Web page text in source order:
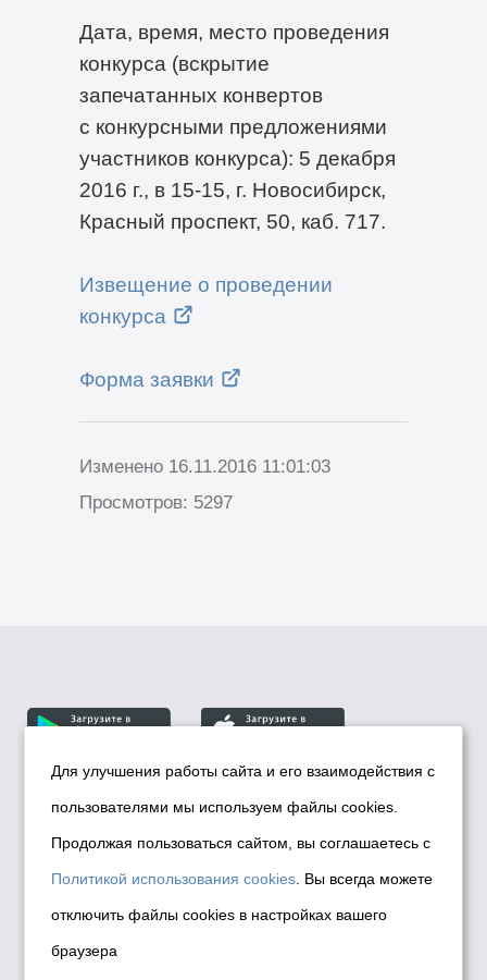
Дата, время, место проведения
конкурса (вскрытие
запечатанных конвертов
с конкурсными предложениями
участников конкурса): 5 декабря
2016 г., в 15-15, г. Новосибирск,
Красный проспект, 50, каб. 717.
Извещение о проведении
конкурса
Форма заявки
Изменено 16.11.2016 11:01:03
Просмотров: 5297
© Департамент информационной политики мэрии
города Новосибирска, 2026
Политика использования Cookies
Политика по обработке персональных
данных в информационных системах
мэрии города Новосибирска
Для улучшения работы сайта и его взаимодействия с
пользователями мы используем файлы cookies.
Продолжая пользоваться сайтом, вы соглашаетесь с
Политикой использования cookies . Вы всегда можете
отключить файлы cookies в настройках вашего
браузера